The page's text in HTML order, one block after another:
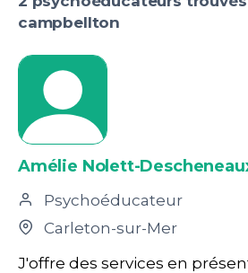
campbellton
Amélie Nolett-
Psychoéducateur
Carleton-sur-Mer
J'offre des services en